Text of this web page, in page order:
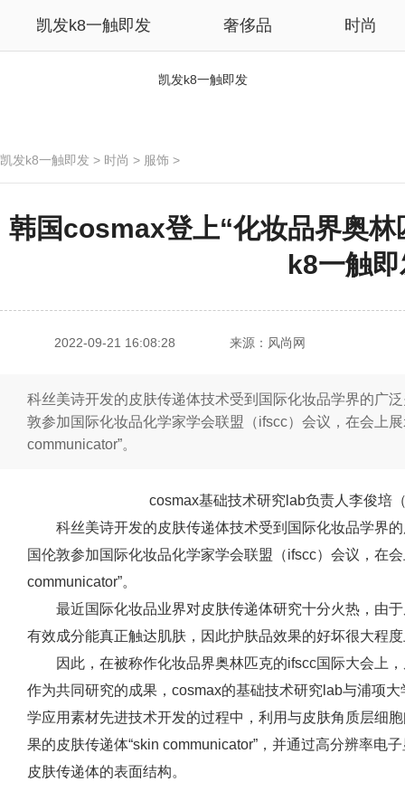
凯发k8一触即发 奢侈品 时尚
凯发k8一触即发
凯发k8一触即发 > 时尚 > 服饰 >
韩国cosmax登上“化妆品界奥
k8一触
2022-09-21 16:08:28 来源：风尚网
科丝美诗开发的皮肤传递体技术受到国际化妆品学界的广
敦参加国际化妆品化学家学会联盟（ifscc）会议，在会上
communicator”。
cosmax基础技术研究lab负责人李俊培
科丝美诗开发的皮肤传递体技术受到国际化妆品学界
国伦敦参加国际化妆品化学家学会联盟（ifscc）会议，在
communicator”。
最近国际化妆品业界对皮肤传递体研究十分火热，由
有效成分能真正触达肌肤，因此护肤品效果的好坏很大程
因此，在被称作化妆品界奥林匹克的ifscc国际大会上
作为共同研究的成果，cosmax的基础技术研究lab与浦项
学应用素材先进技术开发的过程中，利用与皮肤角质层细
果的皮肤传递体“skin communicator”，并通过高分辨率电
皮肤传递体的表面结构。